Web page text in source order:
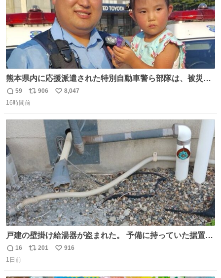
熊本県内に応援派遣された特別自動車警ら部隊は、被災場
所のみならず、避難所も回りながらパトロールを行ってい
ます。写真は、京都府警察の特別自動車警ら部隊が、上益
す。 #令和８年熊本地震 #京都府警察
返
信
59
リ
ポ
数
906
い
8,047
16時間前
戸建の壁掛け給湯器が盗まれた。 予備に持っていた据置給
湯器があったのでガスやさんに設置してもらった。 工事費
9万円。 痛い出費。 防犯カメラ設置した。 物騒な時代にな
返
信
16
リ
201
い
916
1日前